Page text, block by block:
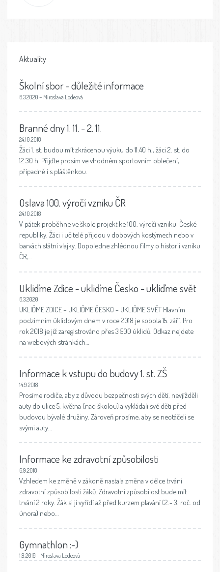
Aktuality
Školní sbor - důležité informace
6.3.2020 – Miroslava Lodeová
Branné dny 1. 11. - 2. 11.
24.10.2018
Žáci 1. st. budou mít zkrácenou výuku do 11.40 h., žáci 2. st. do
12.30 h. Přijďte prosím ve vhodném sportovním oblečení,
případně i s pláštěnkou.
Oslava 100. výročí vzniku ČR
24.10.2018
V pátek proběhne ve škole projekt ke 100. výročí vzniku České
republiky. Žáci i učitelé přijdou v dobových kostýmech nebo v
barvách státní vlajky. Dopoledne zhlédnou filmy o historii vzniku
ČR,…
Ukliďme Zdice - ukliďme Česko - ukliďme svět
6.3.2020
UKLIĎME ZDICE – UKLIĎME ČESKO – UKLIĎME SVĚT Hlavním
podzimním úklidovým dnem v roce 2018 je sobota 15. září. Pro
rok 2018 je již zaregistrováno přes 3 500 úklidů. Odkaz nejdete
na webových stránkách…
Informace k vstupu do budovy 1. st. ZŠ
14.9.2018
Prosíme rodiče, aby z důvodu bezpečnosti svých dětí, nevjížděli
auty do ulice 5. května (nad školou) a vykládali své děti před
budovou bývalé družiny. Zároveň prosíme, aby se neotáčeli se
svými auty…
Informace ke zdravotní způsobilosti
6.9.2018
Vzhledem ke změně v zákoně nastala změna v délce trvání
zdravotní způsobilosti žáků. Zdravotní způsobilost bude mít
trvání 2 roky. Žák si ji vyřídí až před kurzem plavání (2.- 3. roč. od
února) nebo…
Gymnathlon :-)
1.9.2018 – Miroslava Lodeová